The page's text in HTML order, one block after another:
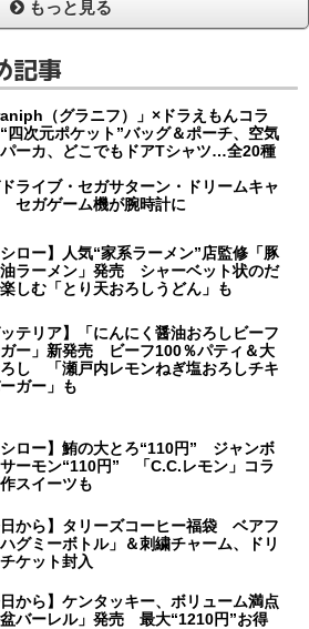
もっと見る
記事
（グラニフ）」×ドラえもんコラ
次元ポケット”バッグ＆ポーチ、空気
ーカ、どこでもドアTシャツ…全20種
ライブ・セガサターン・ドリームキャ
セガゲーム機が腕時計に
シロー】人気“家系ラーメン”店監修「豚
ラーメン」発売 シャーベット状のだ
しむ「とり天おろしうどん」も
ッテリア】「にんにく醤油おろしビーフ
ー」新発売 ビーフ100％パティ＆大
し 「瀬戸内レモンねぎ塩おろしチキ
ガー」も
シロー】鮪の大とろ“110円” ジャンボ
ーモン“110円” 「C.C.レモン」コラ
スイーツも
日から】タリーズコーヒー福袋 ベアフ
グミーボトル」＆刺繍チャーム、ドリ
ケット封入
日から】ケンタッキー、ボリューム満点
盆バーレル」発売 最大“1210円”お得